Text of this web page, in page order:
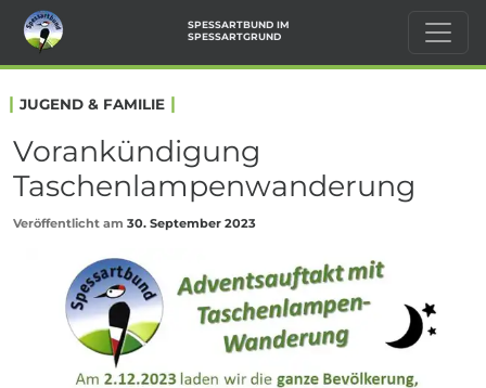
SPESSARTBUND IM
SPESSARTGRUND
| JUGEND & FAMILIE |
Vorankündigung
Taschenlampenwanderung
Veröffentlicht am 30. September 2023